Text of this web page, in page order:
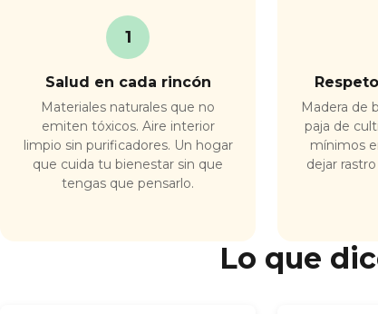
1
Salud en cada rincón
Materiales naturales que no
emiten tóxicos. Aire interior
limpio sin purificadores. Un hogar
que cuida tu bienestar sin que
tengas que pensarlo.
Madera de
paja de
mínimos
dejar
Lo que